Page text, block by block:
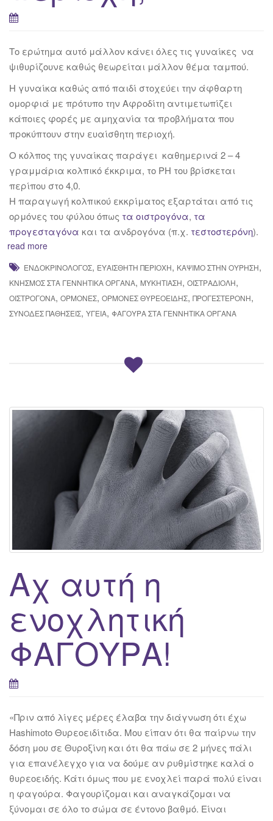
Το ερώτημα αυτό μάλλον κάνει όλες τις γυναίκες να
ψιθυρίζουνε καθώς θεωρείται μάλλον θέμα ταμπού.
Η γυναίκα καθώς από παιδί στοχεύει την άφθαρτη
ομορφιά με πρότυπο την Αφροδίτη αντιμετωπίζει
κάποιες φορές με αμηχανία τα προβλήματα που
προκύπτουν στην ευαίσθητη περιοχή.
Ο κόλπος της γυναίκας παράγει καθημερινά 2 – 4
γραμμάρια κολπικό έκκριμα, το ΡΗ του βρίσκεται
περίπου στο 4,0.
Η παραγωγή κολπικού εκκρίματος εξαρτάται από τις
ορμόνες του φύλου όπως τα οιστρογόνα, τα
προγεσταγόνα και τα ανδρογόνα (π.χ. τεστοστερόνη).
read more
ΕΝΔΟΚΡΙΝΟΛΌΓΟΣ, ΕΥΑΊΣΘΗΤΗ ΠΕΡΙΟΧΉ, ΚΆΨΙΜΟ ΣΤΗΝ ΟΎΡΗΣΗ,
ΚΝΗΣΜΌΣ ΣΤΑ ΓΕΝΝΗΤΙΚΆ ΌΡΓΑΝΑ, ΜΥΚΗΤΊΑΣΗ, ΟΙΣΤΡΑΔΙΌΛΗ,
ΟΙΣΤΡΟΓΌΝΑ, ΟΡΜΌΝΕΣ, ΟΡΜΌΝΕΣ ΘΥΡΕΟΕΙΔΉΣ, ΠΡΟΓΕΣΤΕΡΌΝΗ,
ΣΥΝΟΔΈΣ ΠΑΘΉΣΕΙΣ, ΥΓΕΊΑ, ΦΑΓΟΎΡΑ ΣΤΑ ΓΕΝΝΗΤΙΚΆ ΌΡΓΑΝΑ
Αχ αυτή η
ενοχλητική
ΦΑΓΟΥΡΑ!
«Πριν από λίγες μέρες έλαβα την διάγνωση ότι έχω
Hashimoto Θυρεοειδίτιδα. Μου είπαν ότι θα παίρνω την
δόση μου σε Θυροξίνη και ότι θα πάω σε 2 μήνες πάλι
για επανέλεγχο για να δούμε αν ρυθμίστηκε καλά ο
θυρεοειδής. Κάτι όμως που με ενοχλεί παρά πολύ είναι
η φαγούρα. Φαγουρίζομαι και αναγκάζομαι να
ξύνομαι σε όλο το σώμα σε έντονο βαθμό. Είναι